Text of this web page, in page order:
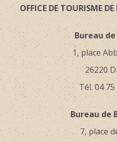
OFFICE DE TOURISME
Bureau
1, place
26220
Tél. 04
Bureau de
7, place